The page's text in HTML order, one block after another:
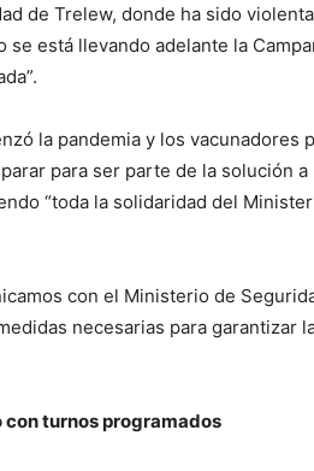
de Trelew, donde ha sido
está llevando adelante la
la pandemia y los vacunadores
para ser parte de la solución a
“toda la solidaridad del
con el Ministerio de
necesarias para garantizar
con turnos programados